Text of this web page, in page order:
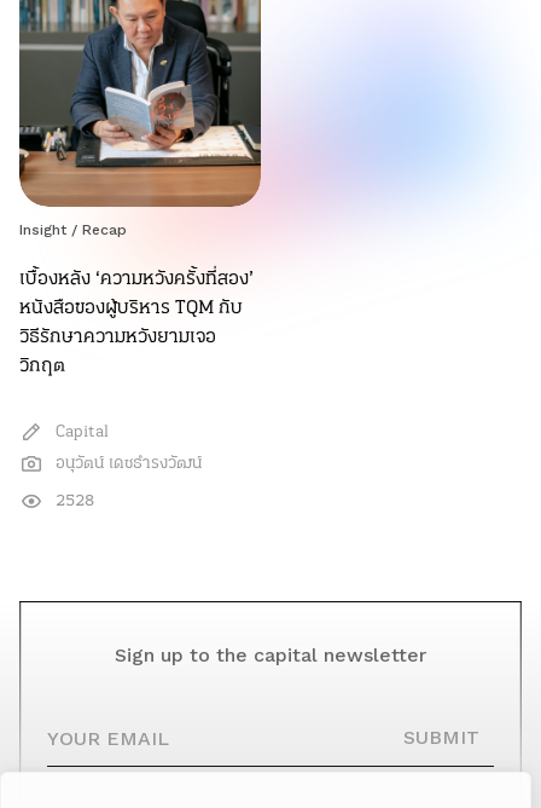
Insight / Recap
เบื้องหลัง ‘ความหวังครั้งที่สอง’
หนังสือของผู้บริหาร TQM กับ
วิธีรักษาความหวังยามเจอ
วิกฤต
Capital
อนุวัตน์ เดชธำรงวัฒน์
2528
Sign up to the capital newsletter
SUBMIT